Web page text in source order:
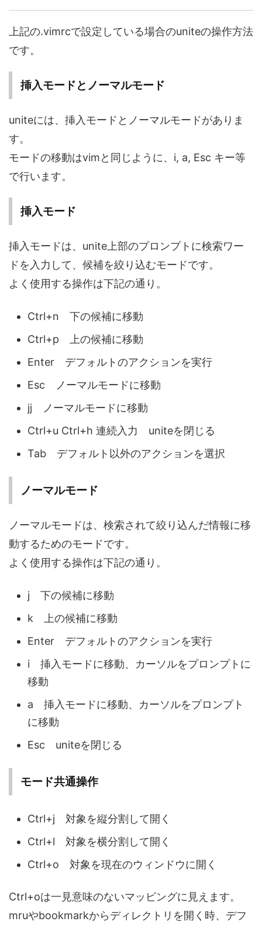
上記の.vimrcで設定している場合のuniteの操作方法
です。
挿入モードとノーマルモード
uniteには、挿入モードとノーマルモードがありま
す。
モードの移動はvimと同じように、i, a, Esc キー等
で行います。
挿入モード
挿入モードは、unite上部のプロンプトに検索ワー
ドを入力して、候補を絞り込むモードです。
よく使用する操作は下記の通り。
Ctrl+n 下の候補に移動
Ctrl+p 上の候補に移動
Enter デフォルトのアクションを実行
Esc ノーマルモードに移動
jj ノーマルモードに移動
Ctrl+u Ctrl+h 連続入力 uniteを閉じる
Tab デフォルト以外のアクションを選択
ノーマルモード
ノーマルモードは、検索されて絞り込んだ情報に移
動するためのモードです。
よく使用する操作は下記の通り。
j 下の候補に移動
k 上の候補に移動
Enter デフォルトのアクションを実行
i 挿入モードに移動、カーソルをプロンプトに
移動
a 挿入モードに移動、カーソルをプロンプト
に移動
Esc uniteを閉じる
モード共通操作
Ctrl+j 対象を縦分割して開く
Ctrl+l 対象を横分割して開く
Ctrl+o 対象を現在のウィンドウに開く
Ctrl+oは一見意味のないマッピングに見えます。
mruやbookmarkからディレクトリを開く時、デフ